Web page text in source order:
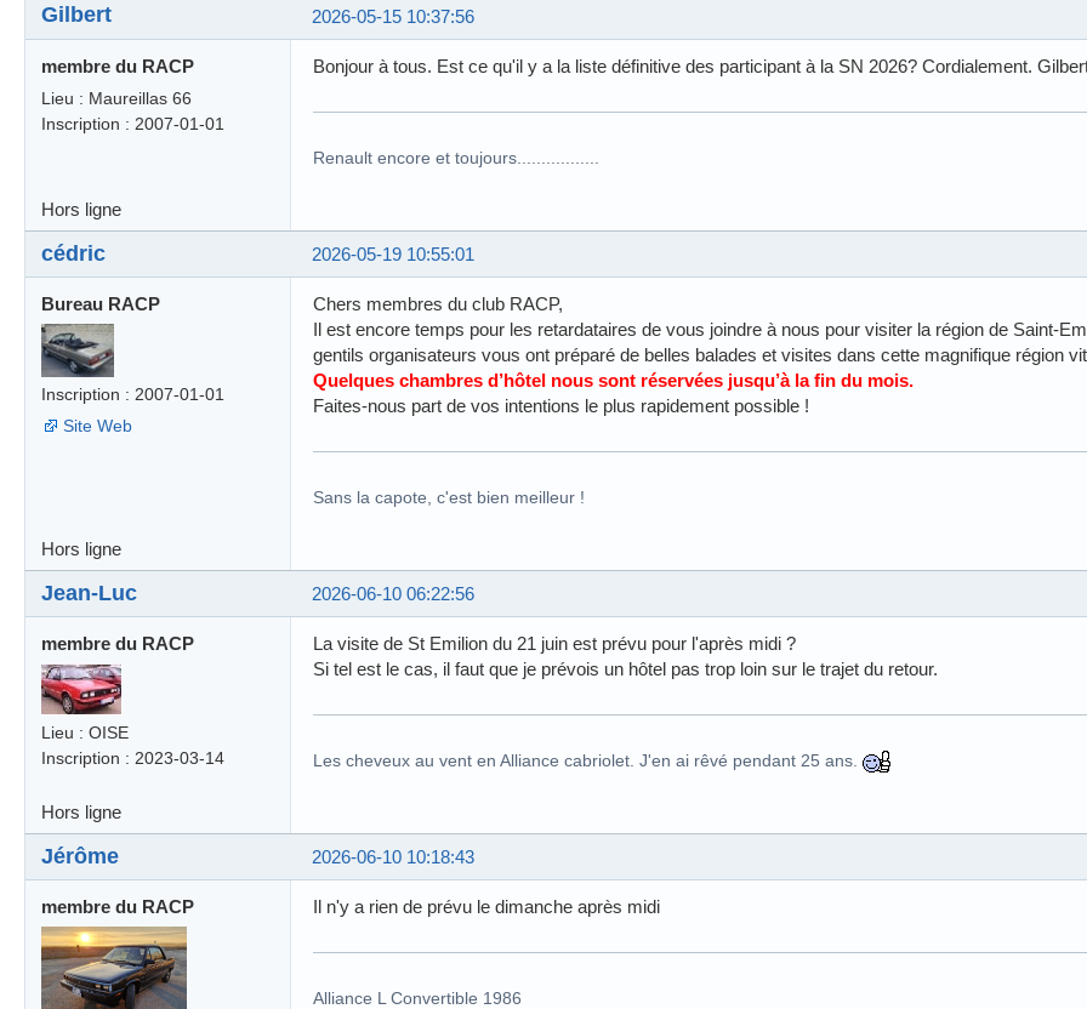
2026-05-15 10:37:56
Gilbert
membre du RACP
Lieu : Maureillas 66
Inscription : 2007-01-01
Bonjour à tous. Est ce qu'il y a la liste définitive des participant à la SN 2026? Cordialement.
Renault encore et toujours.................
Hors ligne
2026-05-19 10:55:01
cédric
Bureau RACP
Inscription : 2007-01-01
Site Web
Chers membres du club RACP,
Il est encore temps pour les retardataires de vous joindre à nous pour visiter la région de Saint-
gentils organisateurs vous ont préparé de belles balades et visites dans cette magnifique région
Quelques chambres d’hôtel nous sont réservées jusqu’à la fin du mois.
Faites-nous part de vos intentions le plus rapidement possible !
Sans la capote, c'est bien meilleur !
Hors ligne
2026-06-10 06:22:56
Jean-Luc
membre du RACP
Lieu : OISE
Inscription : 2023-03-14
La visite de St Emilion du 21 juin est prévu pour l'après midi ?
Si tel est le cas, il faut que je prévois un hôtel pas trop loin sur le trajet du retour.
Les cheveux au vent en Alliance cabriolet. J'en ai rêvé pendant 25 ans.
Hors ligne
2026-06-10 10:18:43
Jérôme
membre du RACP Il n'y a rien de prévu le dimanche après midi
Alliance L Convertible 1986